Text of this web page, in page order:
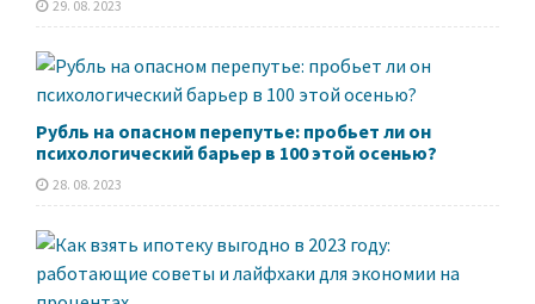
29. 08. 2023
Рубль на опасном перепутье: пробьет ли он
психологический барьер в 100 этой осенью?
28. 08. 2023